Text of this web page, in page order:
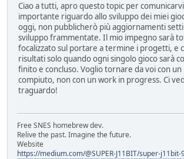
Ciao a tutti, apro questo topic per
importante riguardo allo sviluppo dei miei
oggi, non pubblicherò più aggiornamenti
sviluppo frammentate. Il mio impegno sarà
focalizzato sul portare a termine i progetti, e
risultati solo quando ogni singolo gioco sarà
finito e concluso. Voglio tornare da voi con
compiuto, non con un work in progress. Ci
traguardo!
Free SNES homebrew dev.
Relive the past. Imagine the future.
Website
https://medium.com/@SUPER-J11BIT/super-